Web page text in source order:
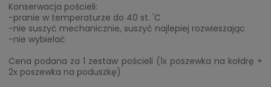
Konserwacja pościeli:
-pranie w temperaturze do 40 st. 'C
-nie suszyć mechanicznie, suszyć najlepiej rozwieszając
-nie wybielać
Cena podana za 1 zestaw pościeli (1x poszewka na kołdrę +
2x poszewka na poduszkę)